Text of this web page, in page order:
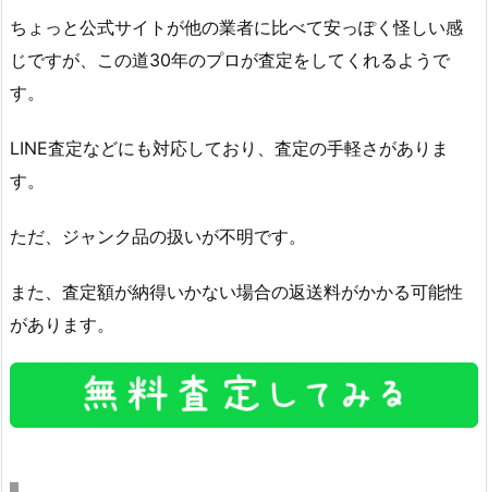
ちょっと公式サイトが他の業者に比べて安っぽく怪しい感
じですが、この道30年のプロが査定をしてくれるようで
す。
LINE査定などにも対応しており、査定の手軽さがありま
す。
ただ、ジャンク品の扱いが不明です。
また、査定額が納得いかない場合の返送料がかかる可能性
があります。